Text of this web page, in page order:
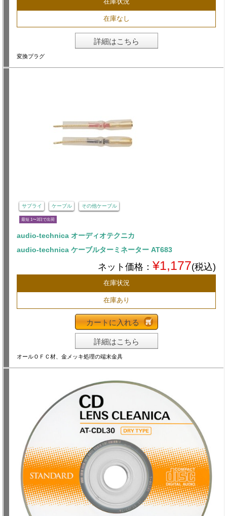
在庫なし
詳細はこちら
変換プラグ
サプライ ケーブル その他ケーブル
最短 1〜3日で出荷
audio-technica オーディオテクニカ
audio-technica ケーブルターミネーター AT683
ネット価格： ¥1,177(税込)
在庫状況
在庫あり
カートに入れる
詳細はこちら
オールＯＦＣ材、金メッキ処理の端末金具